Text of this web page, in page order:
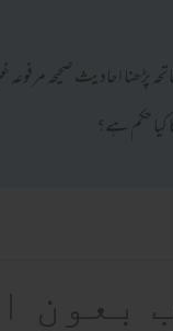
پڑھنا احادیث صحیحہ
کیا حکم ہے؟
بعون